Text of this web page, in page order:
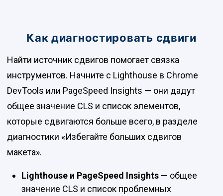
Как диагностировать сдвиги
Найти источник сдвигов помогает связка
инструментов. Начните с Lighthouse в Chrome
DevTools или PageSpeed Insights — они дадут
общее значение CLS и список элементов,
которые сдвигаются больше всего, в разделе
диагностики «Избегайте больших сдвигов
макета».
Lighthouse и PageSpeed Insights— общее
значение CLS и список проблемных